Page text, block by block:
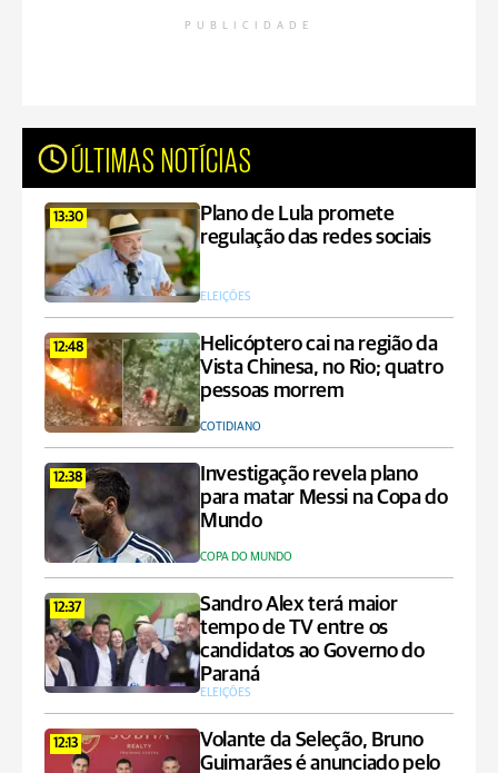
PUBLICIDADE
ÚLTIMAS NOTÍCIAS
13:30
Plano de Lula promete
regulação das redes sociais
ELEIÇÕES
12:48
Helicóptero cai na região da
Vista Chinesa, no Rio; quatro
pessoas morrem
COTIDIANO
12:38
Investigação revela plano
para matar Messi na Copa do
Mundo
COPA DO MUNDO
12:37
Sandro Alex terá maior
tempo de TV entre os
candidatos ao Governo do
Paraná
ELEIÇÕES
12:13
Volante da Seleção, Bruno
Guimarães é anunciado pelo